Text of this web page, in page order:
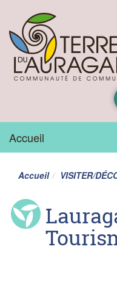
Accueil
Accueil VISITER/